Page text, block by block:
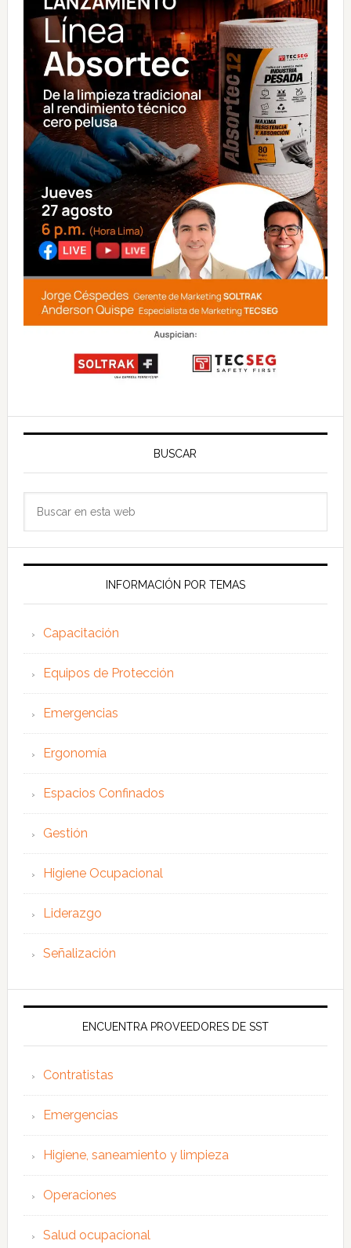
BUSCAR
web
INFORMACIÓN POR TEMAS
Capacitación
Equipos de Protección
Emergencias
Ergonomía
Espacios Confinados
Gestión
Higiene Ocupacional
Liderazgo
Señalización
ENCUENTRA PROVEEDORES DE SST
Contratistas
Emergencias
Higiene, saneamiento y limpieza
Operaciones
Salud ocupacional